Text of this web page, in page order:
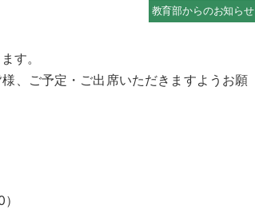
教育部からのお知らせ
す。
、ご予定・ご出席いただきますようお願